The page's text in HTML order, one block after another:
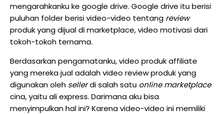
mengarahkanku ke google drive. Google drive itu berisi
puluhan folder berisi video-video tentang review
produk yang dijual di marketplace, video motivasi dari
tokoh-tokoh ternama.
Berdasarkan pengamatanku, video produk affiliate
yang mereka jual adalah video review produk yang
digunakan oleh sellerdi salah satu online marketplace
cina, yaitu ali express. Darimana aku bisa
menyimpulkan hal ini? Karena video-video ini memiliki